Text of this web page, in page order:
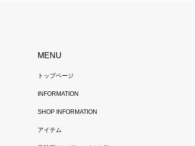
MENU
トップページ
INFORMATION
SHOP INFORMATION
アイテム